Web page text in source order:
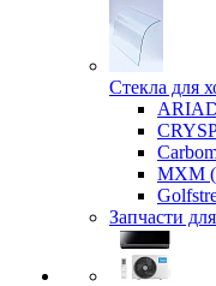
Стекла для
MXM
Запчасти